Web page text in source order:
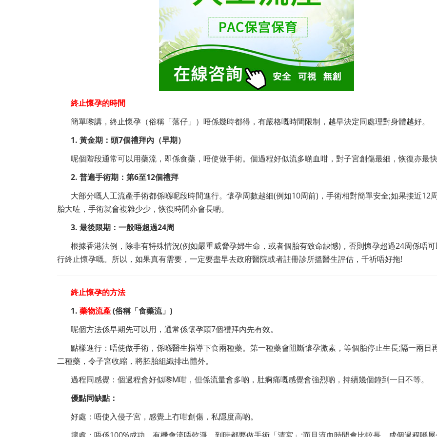
終止懷孕的時間
簡單嚟講，終止懷孕（俗稱「落仔」）唔係幾時都得，有嚴格嘅時間限制，越早決定同處理對身體越好。
1. 黃金期：頭7個禮拜內（早期）
呢個階段通常可以用藥流，即係食藥，唔使做手術。個過程好似流多啲血咁，對子宮創傷最細，恢復亦最快
2. 普遍手術期：第6至12個禮拜
大部分嘅人工流產手術都係喺呢段時間進行。懷孕周數越細(例如10周前)，手術相對簡單安全;如果接近12
胎大咗，手術就會複雜少少，恢復時間亦會長啲。
3. 最後限期：一般唔超過24周
根據香港法例，除非有特殊情況(例如嚴重威脅孕婦生命，或者個胎有致命缺憾)，否則懷孕超過24周係唔
行終止懷孕嘅。所以，如果真有需要，一定要盡早去政府醫院或者註冊診所搵醫生評估，千祈唔好拖!
終止懷孕的方法
1. 藥物流產(俗稱「食藥流」)
呢個方法係早期先可以用，通常係懷孕頭7個禮拜內先有效。
點樣進行：唔使做手術，係喺醫生指導下食兩種藥。第一種藥會阻斷懷孕激素，等個胎停止生長;隔一兩日
二種藥，令子宮收縮，將胚胎組織排出體外。
過程同感覺：個過程會好似嚟M咁，但係流量會多啲，肚痾痛嘅感覺會強烈啲，持續幾個鐘到一日不等。
優點同缺點：
好處：唔使入侵子宮，感覺上冇咁創傷，私隱度高啲。